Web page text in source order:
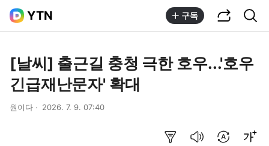
YTN 구독
[날씨] 출근길 충청 극한 호우...'호우
긴급재난문자' 확대
원이다 2026. 7. 9. 07:40